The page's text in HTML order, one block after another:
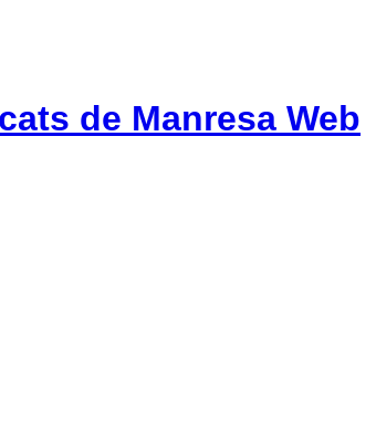
de Manresa Web